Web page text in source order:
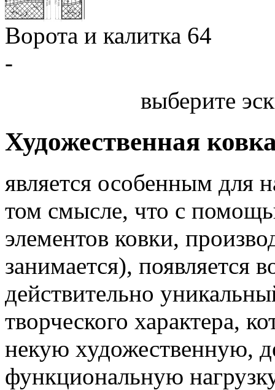
Ворота и калитка 64
-
выберите
Художественная
является особенным для
том смысле, что с
элементов ковки,
занимается), появляется
действительно
творческого характера,
некую художественную,
функциональную